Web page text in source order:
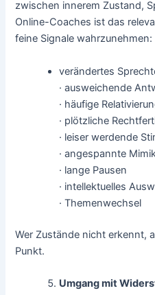
zwischen innerem Zustand,
Online-Coaches ist das
feine Signale wahrzunehmen:
verändertes
· ausweichende
· häufige
· plötzliche
· leiser werdende
· angespannte
· lange Pausen
· intellektuelles
· Themenwechsel
Wer Zustände nicht erkennt,
Punkt.
Umgang mit